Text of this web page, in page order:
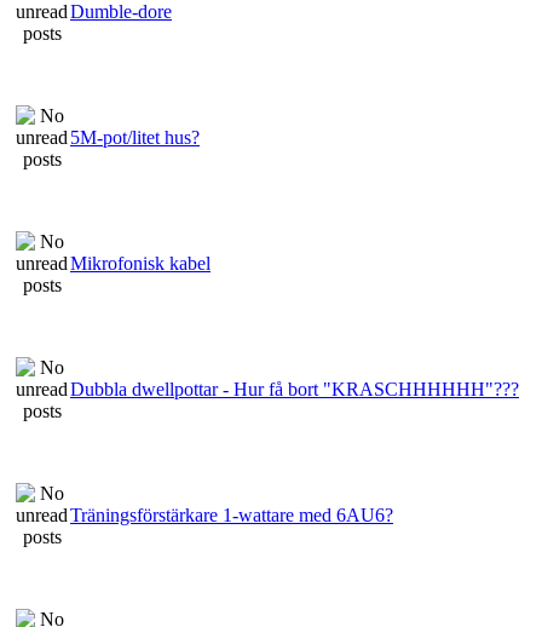
Dumble-dore
5M-pot/litet hus?
Mikrofonisk kabel
Dubbla dwellpottar - Hur få bort "KRASCHHHHHH"???
Träningsförstärkare 1-wattare med 6AU6?